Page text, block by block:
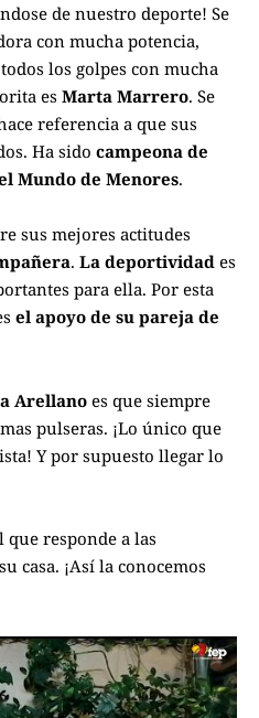
de nuestro deporte! Se
con mucha potencia,
los golpes con mucha
es Marta Marrero. Se
referencia a que sus
Ha sido campeona de
Mundo de Menores.
sus mejores actitudes
. La deportividad es
para ella. Por esta
el apoyo de su pareja de
Arellano es que siempre
pulseras. ¡Lo único que
Y por supuesto llegar lo
que responde a las
casa. ¡Así la conocemos